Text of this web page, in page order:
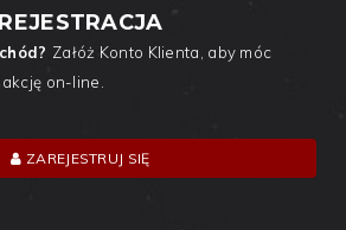
REJESTRACJA
Załóż Konto Klienta, aby móc
on-line.
ZAREJESTRUJ SIĘ